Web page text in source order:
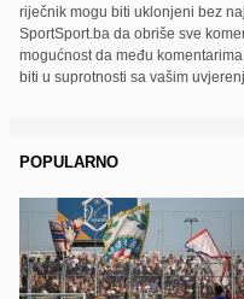
riječnik mogu biti uklonjeni bez
SportSport.ba da obriše sve
mogućnost da među
biti u suprotnosti sa vašim
POPULARNO